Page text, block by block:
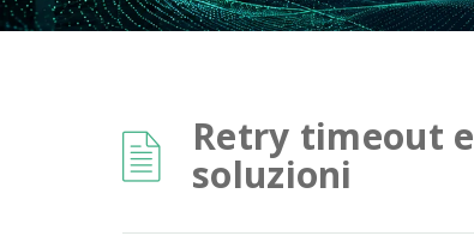
Retry timeout
soluzioni